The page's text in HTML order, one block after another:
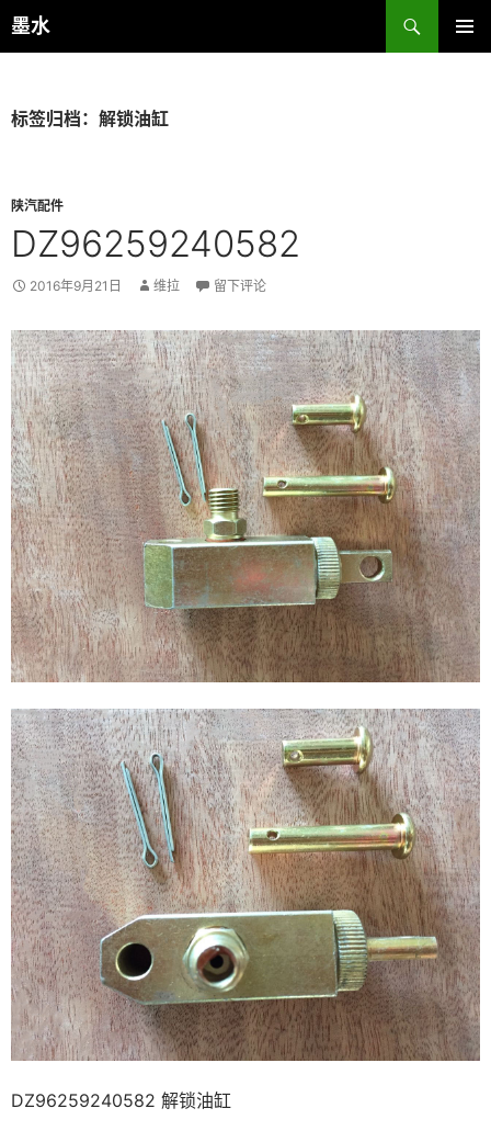
跳
至
墨水
搜
索
标签归档：解锁油缸
陕汽配件
DZ96259240582
2016年9月21日 维拉 留下评论
DZ96259240582 解锁油缸